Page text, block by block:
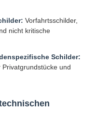
Vorfahrtsschilder,
nicht kritische
Schilder:
und